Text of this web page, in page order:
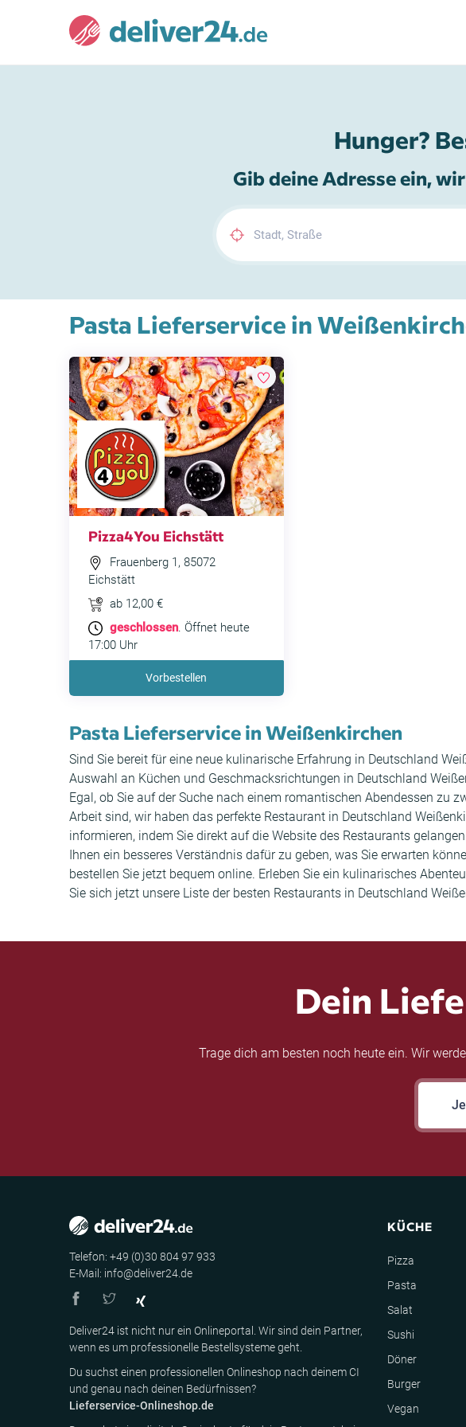
Hunger?
Gib deine Adresse ein,
Pasta Lieferservice in
Pizza4You Eichstätt
Frauenberg 1, 85072
Eichstätt
ab 12,00 €
geschlossen. Öffnet heute
17:00 Uhr
Vorbestellen
Pasta Lieferservice in Weißenkirchen
Sind Sie bereit für eine neue kulinarische Erfahrung in Deutschland
Auswahl an Küchen und Geschmacksrichtungen in Deutschland
Egal, ob Sie auf der Suche nach einem romantischen Abendessen zu
Arbeit sind, wir haben das perfekte Restaurant in Deutschland
informieren, indem Sie direkt auf die Website des Restaurants
Ihnen ein besseres Verständnis dafür zu geben, was Sie erwarten
bestellen Sie jetzt bequem online. Erleben Sie ein kulinarisches
Sie sich jetzt unsere Liste der besten Restaurants in Deutschland
Dein
Trage dich am besten noch heute ein. Wir
Telefon: +49 (0)30 804 97 933
E-Mail: info@deliver24.de
Deliver24 ist nicht nur ein Onlineportal. Wir sind dein Partner,
wenn es um professionelle Bestellsysteme geht.
Du suchst einen professionellen Onlineshop nach deinem CI
und genau nach deinen Bedürfnissen?
Lieferservice-Onlineshop.de
KÜCHE
Pizza
Pasta
Salat
Sushi
Döner
Burger
Vegan